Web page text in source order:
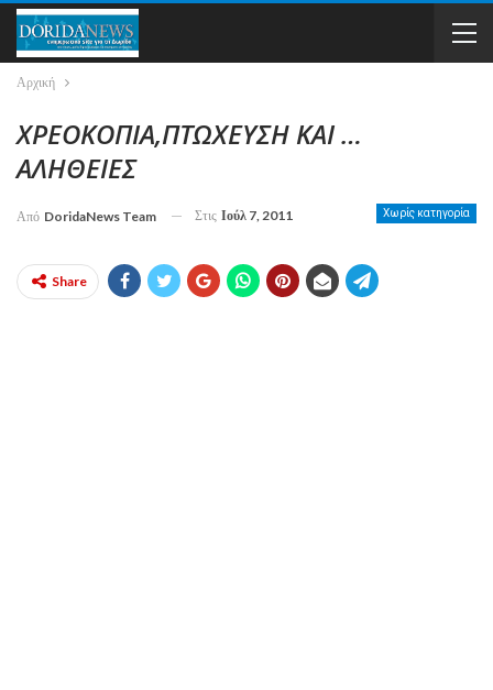
Αρχική
ΧΡΕΟΚΟΠΙΑ,ΠΤΩΧΕΥΣΗ ΚΑΙ …
ΑΛΗΘΕΙΕΣ
Χωρίς κατηγορία
Από DoridaNews Team Στις Ιούλ 7, 2011
Share